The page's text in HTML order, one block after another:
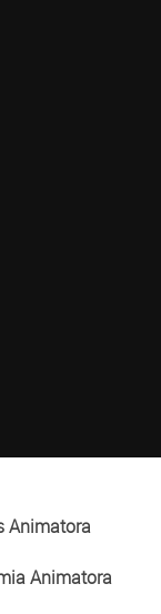
Animatora
Animatora